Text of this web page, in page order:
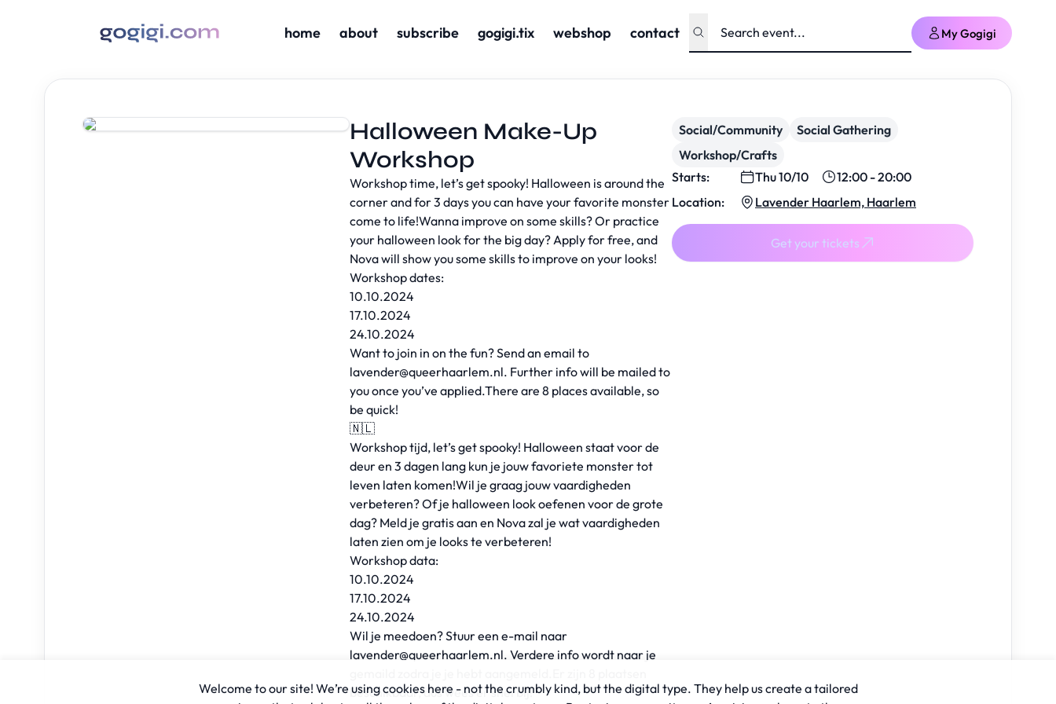
home about subscribe gogigi.tix webshop contact My Gogigi
Halloween Make-Up
Workshop
Workshop time, let’s get spooky! Halloween is around the
corner and for 3 days you can have your favorite monster
come to life!Wanna improve on some skills? Or practice
your halloween look for the big day? Apply for free, and
Nova will show you some skills to improve on your looks!
Workshop dates:
10.10.2024
17.10.2024
24.10.2024
Want to join in on the fun? Send an email to
lavender@queerhaarlem.nl. Further info will be mailed to
you once you’ve applied.There are 8 places available, so
be quick!
🇳🇱
Workshop tijd, let’s get spooky! Halloween staat voor de
deur en 3 dagen lang kun je jouw favoriete monster tot
leven laten komen!Wil je graag jouw vaardigheden
verbeteren? Of je halloween look oefenen voor de grote
dag? Meld je gratis aan en Nova zal je wat vaardigheden
laten zien om je looks te verbeteren!
Workshop data:
10.10.2024
17.10.2024
24.10.2024
Wil je meedoen? Stuur een e-mail naar
lavender@queerhaarlem.nl. Verdere info wordt naar je
beschikbaar, dus wees er snel bij!
Social/Community
Social Gathering
Workshop/Crafts
Starts:
Thu 10/10
12:00 - 20:00
Location:
Lavender Haarlem, Haarlem
Get your tickets
Welcome to our site! We’re using cookies here - not the crumbly kind, but the digital type. They help us create a tailored